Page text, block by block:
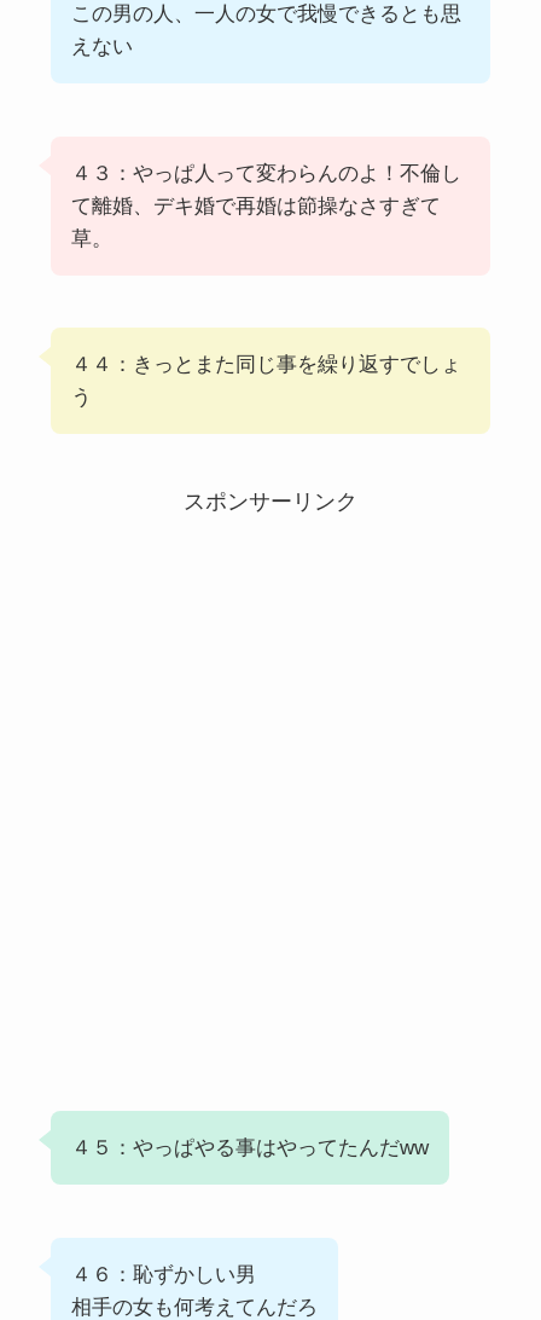
この男の人、一人の女で我慢できるとも思
えない
４３：やっぱ人って変わらんのよ！不倫し
て離婚、デキ婚で再婚は節操なさすぎて
草。
４４：きっとまた同じ事を繰り返すでしょ
う
スポンサーリンク
４５：やっぱやる事はやってたんだww
４６：恥ずかしい男
相手の女も何考えてんだろ